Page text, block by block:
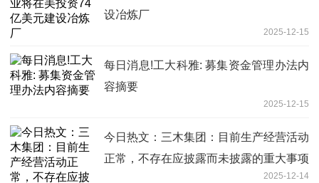
设冶炼厂
2025-12-15
每日消息!工大科雅: 募集资金管理办法内
容摘要
2025-12-15
今日热文：三木集团：目前生产经营活动
正常，不存在应披露而未披露的重大事项
2025-12-14